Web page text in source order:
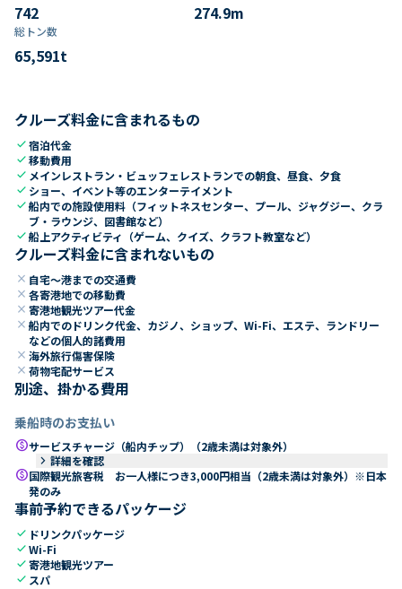
742 274.9m
総トン数​
65,591t
クルーズ料金に含まれるもの
check宿泊代金
check移動費用
check メインレストラン・ビュッフェレストランでの朝食、昼食、夕食
check ショー、イベント等のエンターテイメント
check船内での施設使用料（フィットネスセンター、プール、ジャグジー、クラ
ブ・ラウンジ、図書館など）
check船上アクティビティ（ゲーム、クイズ、クラフト教室など）
クルーズ料金に含まれないもの
close 自宅～港までの交通費
close 各寄港地での移動費
close 寄港地観光ツアー代金
close 船内でのドリンク代金、カジノ、ショップ、Wi-Fi、エステ、ランドリー
などの個人的諸費用
close 海外旅行傷害保険
close 荷物宅配サービス
別途、掛かる費用
乗船時のお支払い
paidサービスチャージ（船内チップ）（2歳未満は対象外）
keyboard_arrow_right 詳細を確認
paid国際観光旅客税 お一人様につき3,000円相当（2歳未満は対象外）※日本
発のみ
事前予約できるパッケージ
check ドリンクパッケージ
checkWi-Fi
check寄港地観光ツアー
check スパ